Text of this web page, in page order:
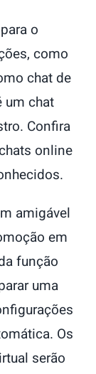
o
como
chat de
um chat
Confira
online
amigável
em
função
uma
Os
serão